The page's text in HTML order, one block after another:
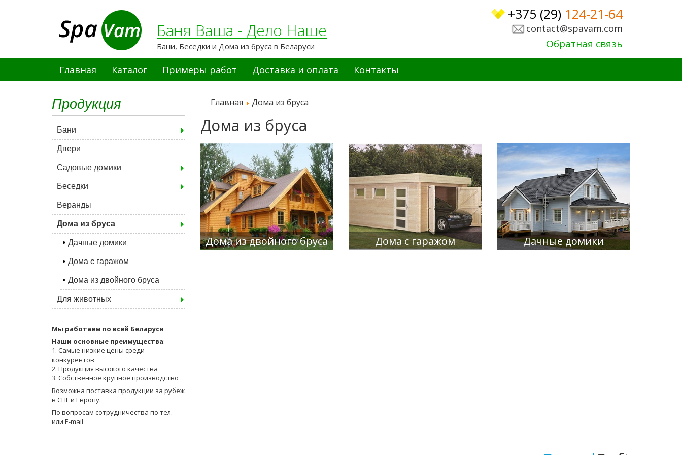
Баня Ваша - Дело Наше
Бани, Беседки и Дома из бруса в Беларуси
+375 (29) 124-21-64
contact@spavam.com
Обратная связь
Главная Каталог Примеры работ Доставка и оплата Контакты
Продукция
Бани
Двери
Садовые домики
Беседки
Веранды
Дома из бруса
Дачные домики
Дома с гаражом
Дома из двойного бруса
Для животных
Мы работаем по всей Беларуси
Наши основные преимущества:
1. Самые низкие цены среди
конкурентов
2. Продукция высокого качества
3. Собственное крупное производство
Возможна поставка продукции за рубеж
в СНГ и Европу.
По вопросам сотрудничества по тел.
или E-mail
Главная Дома из бруса
Дома из бруса
Дома из двойного бруса Дома с гаражом Дачные домики